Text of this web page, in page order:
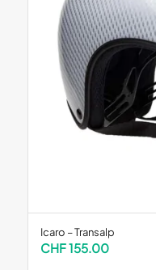
Icaro – Transalp
CHF155.00